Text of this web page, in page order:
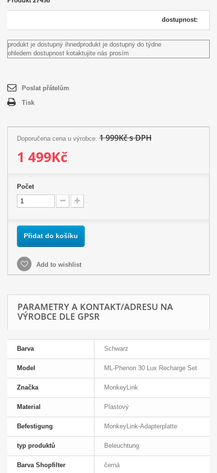
dostupnost:
produkt je dostupný ihnedprodukt je dostupný do týdne
ohledem dostupnost kotaktujite nás prosím
Poslat přátelům
Tisk
Doporučena cena u výrobce: 1 999Kč s DPH
1 499Kč
Počet
Přidat do košíku
Add to wishlist
PARAMETRY A KONTAKT/ADRESU NA
VÝROBCE DLE GPSR
Barva Schwarz
Model ML-Phenon 30 Lux Recharge Set
Značka MonkeyLink
Material Plastový
Befestigung MonkeyLink-Adapterplatte
typ produktů Beleuchtung
Barva Shopfilter černá